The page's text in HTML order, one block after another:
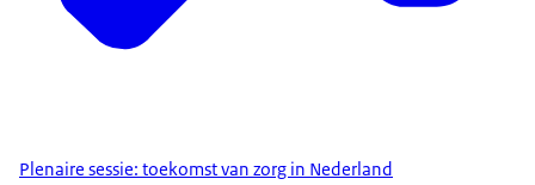
Plenaire sessie: toekomst van zorg in Nederland